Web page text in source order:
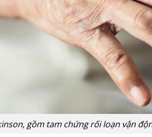
gồm tam chứng rối loạn vận